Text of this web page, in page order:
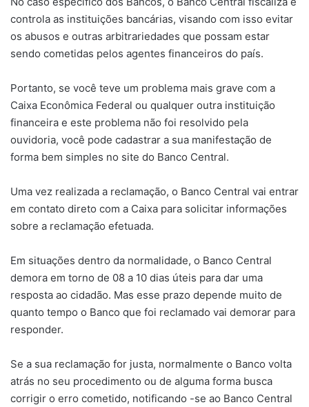
controla as instituições bancárias, visando com isso evitar
os abusos e outras arbitrariedades que possam estar
sendo cometidas pelos agentes financeiros do país.
Portanto, se você teve um problema mais grave com a
Caixa Econômica Federal ou qualquer outra instituição
financeira e este problema não foi resolvido pela
ouvidoria, você pode cadastrar a sua manifestação de
forma bem simples no site do Banco Central.
Uma vez realizada a reclamação, o Banco Central vai entrar
em contato direto com a Caixa para solicitar informações
sobre a reclamação efetuada.
Em situações dentro da normalidade, o Banco Central
demora em torno de 08 a 10 dias úteis para dar uma
resposta ao cidadão. Mas esse prazo depende muito de
quanto tempo o Banco que foi reclamado vai demorar para
responder.
Se a sua reclamação for justa, normalmente o Banco volta
atrás no seu procedimento ou de alguma forma busca
corrigir o erro cometido, notificando -se ao Banco Central